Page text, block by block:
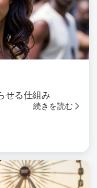
せる仕組み
続きを読む